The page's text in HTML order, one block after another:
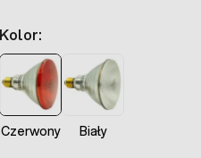
Kolor:
Czerwony Biały